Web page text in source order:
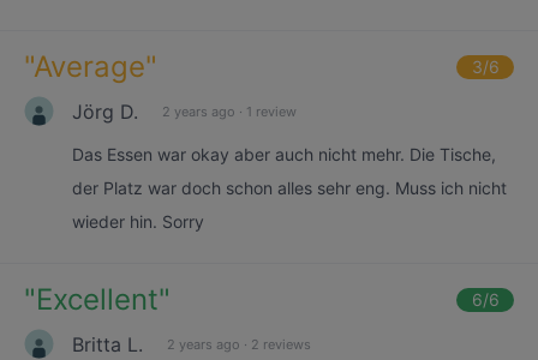
"Average" 3/6
Jörg D. 2 years ago · 1 review
Das Essen war okay aber auch nicht mehr. Die Tische,
der Platz war doch schon alles sehr eng. Muss ich nicht
wieder hin. Sorry
"Excellent" 6/6
Britta L. 2 years ago · 2 reviews